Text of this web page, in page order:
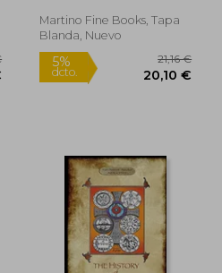
Mysteries (en Inglés)
Martino Fine Books, Tapa
Blanda, Nuevo